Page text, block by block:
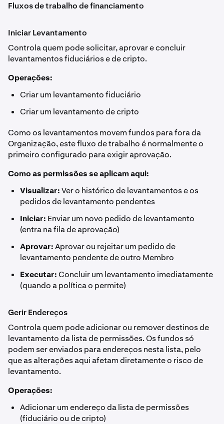
Fluxos de trabalho de financiamento
Iniciar Levantamento
Controla quem pode solicitar, aprovar e concluir
levantamentos fiduciários e de cripto.
Operações:
Criar um levantamento fiduciário
Criar um levantamento de cripto
Como os levantamentos movem fundos para fora da
Organização, este fluxo de trabalho é normalmente o
primeiro configurado para exigir aprovação.
Como as permissões se aplicam aqui:
Visualizar:Ver o histórico de levantamentos e os
pedidos de levantamento pendentes
Iniciar: Enviar um novo pedido de levantamento
(entra na fila de aprovação)
Aprovar:Aprovar ou rejeitar um pedido de
levantamento pendente de outro Membro
Executar:Concluir um levantamento imediatamente
(quando a política o permite)
Gerir Endereços
Controla quem pode adicionar ou remover destinos de
levantamento da lista de permissões. Os fundos só
podem ser enviados para endereços nesta lista, pelo
que as alterações aqui afetam diretamente o risco de
levantamento.
Operações:
Adicionar um endereço da lista de permissões
(fiduciário ou de cripto)